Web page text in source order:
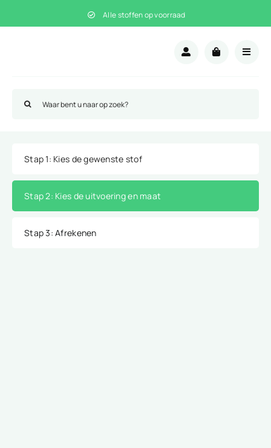
naar
Alle stoffen op voorraad
naar:
Stap 1: Kies de gewenste stof
Stap 2: Kies de uitvoering en maat
Stap 3: Afrekenen